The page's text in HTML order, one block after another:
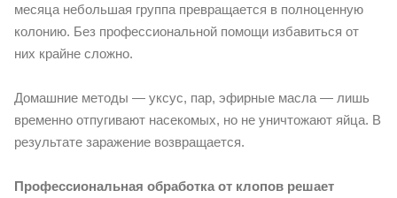
месяца небольшая группа превращается в полноценную
колонию. Без профессиональной помощи избавиться от
них крайне сложно.
Домашние методы — уксус, пар, эфирные масла — лишь
временно отпугивают насекомых, но не уничтожают яйца. В
результате заражение возвращается.
Профессиональная обработка от клопов решает